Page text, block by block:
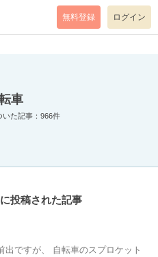
mode=return level=notice
無料登録 ログイン
車
いた記事：966件
投稿された記事
ですが、 自転車のスプロケット